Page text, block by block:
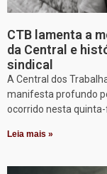
CTB lamenta a
da Central e
sindical
A Central dos
manifesta profundo
ocorrido nesta
Leia mais »